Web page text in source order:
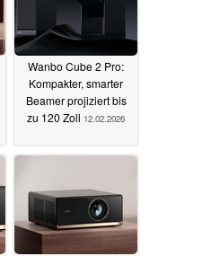
Wanbo Cube 2 Pro:
Kompakter, smarter
Beamer projiziert bis
zu 120 Zoll 12.02.2026